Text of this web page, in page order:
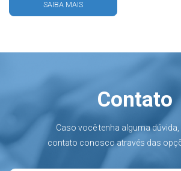
SAIBA MAIS
Contato
Caso você tenha alguma dúvida,
contato conosco através das